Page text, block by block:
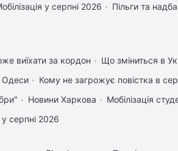
у серпні 2026
Пільги та
виїхати за кордон
Що зміниться в
Одеси Кому не загрожує повістка в
Новини Харкова Мобілізація
у серпні 2026